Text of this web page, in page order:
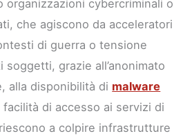
organizzazioni cybercriminali o
che agiscono da acceleratori
di guerra o tensione
soggetti, grazie all’anonimato
alla disponibilità di malware
facilità di accesso ai servizi di
a colpire infrastrutture